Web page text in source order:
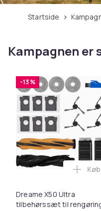
Startside
Kampagnen er
-13 %
Dreame X50 Ultra
tilbehørssæt til
Køb